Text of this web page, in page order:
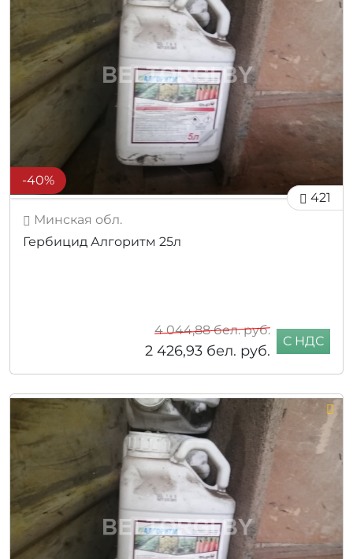
-40%
421
Минская обл.
Гербицид Алгоритм 25л
4 044,88бел. руб.
2 426,93 бел. руб.
С НДС